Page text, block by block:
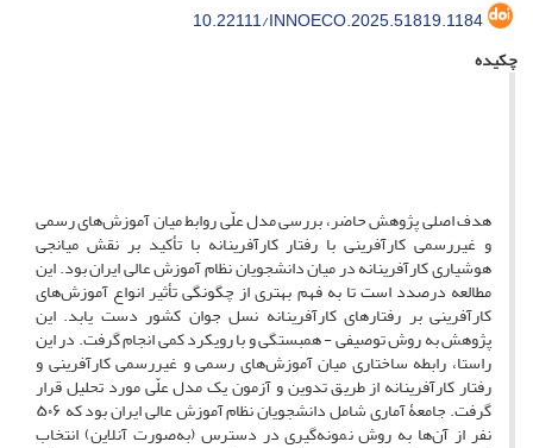
10.22111/INNOECO.2025.51819.1184
چکیده
هدف اصلی پژوهش حاضر، بررسی مدل علّی روابط میان آموزش‌های رسمی
و غیررسمی کارآفرینی با رفتار کارآفرینانه با تأکید بر نقش میانجی
هوشیاری کارآفرینانه در میان دانشجویان نظام آموزش عالی ایران بود. این
مطالعه درصدد است تا به فهم بهتری از چگونگی تأثیر انواع آموزش‌های
کارآفرینی بر رفتارهای کارآفرینانه نسل جوان کشور دست یابد. این
پژوهش به روش توصیفی - همبستگی و با رویکرد کمی انجام گرفت. در این
راستا، رابطه ساختاری میان آموزش‌های رسمی و غیررسمی کارآفرینی و
رفتار کارآفرینانه از طریق تدوین و آزمون یک مدل علّی مورد تحلیل قرار
گرفت. جامعۀ آماری شامل دانشجویان نظام آموزش عالی ایران بود که ۵۰۶
نفر از آن‌ها به روش نمونه‌گیری در دسترس (به‌صورت آنلاین) انتخاب